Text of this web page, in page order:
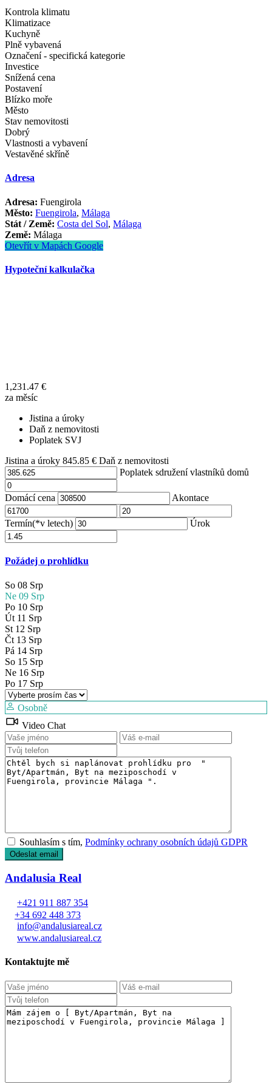
Kontrola klimatu
Klimatizace
Kuchyně
Plně vybavená
Označení - specifická kategorie
Investice
Snížená cena
Postavení
Blízko moře
Město
Stav nemovitosti
Dobrý
Vlastnosti a vybavení
Vestavěné skříně
Adresa
Adresa: Fuengirola
Město: Fuengirola,Málaga
Stát / Země: Costa del Sol,Málaga
Země: Málaga
Otevřít v Mapách Google
Hypoteční kalkulačka
1,231.47 €
za měsíc
Jistina a úroky
Daň z nemovitosti
Poplatek SVJ
Jistina a úroky 845.85 €Daň z nemovitosti
Poplatek sdružení vlastníků domů
Domácí cena Akontace
Termín(*v letech) Úrok
Požádej o prohlídku
So 08 Srp
Ne 09 Srp
Po 10 Srp
Út 11 Srp
St 12 Srp
Čt 13 Srp
Pá 14 Srp
So 15 Srp
Ne 16 Srp
Po 17 Srp
Osobně
Video Chat
Souhlasím s tím,Podmínky ochrany osobních údajů GDPR
Andalusia Real
+421 911 887 354
+34 692 448 373
info@andalusiareal.cz
www.andalusiareal.cz
Kontaktujte mě